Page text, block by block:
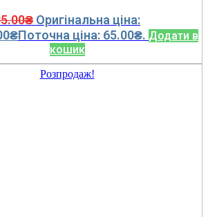
₴ Оригінальна ціна:
₴Поточна ціна: 65.00₴. Додати в
кошик
Розпродаж!